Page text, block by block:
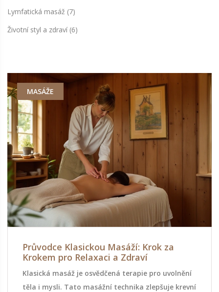
Lymfatická masáž (7)
Životní styl a zdraví (6)
MASÁŽE
Průvodce Klasickou Masáží: Krok za
Krokem pro Relaxaci a Zdraví
Klasická masáž je osvědčená terapie pro uvolnění
těla i mysli. Tato masážní technika zlepšuje krevní